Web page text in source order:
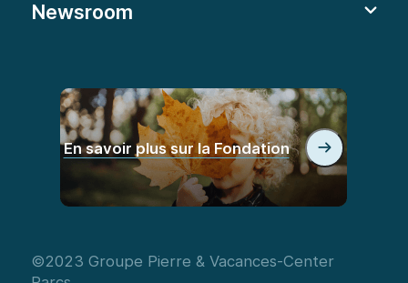
Newsroom
En savoir plus sur la Fondation
©2023 Groupe Pierre & Vacances-Center